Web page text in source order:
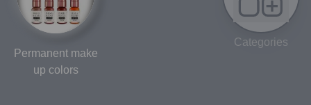
Permanent make
up colors
Categories